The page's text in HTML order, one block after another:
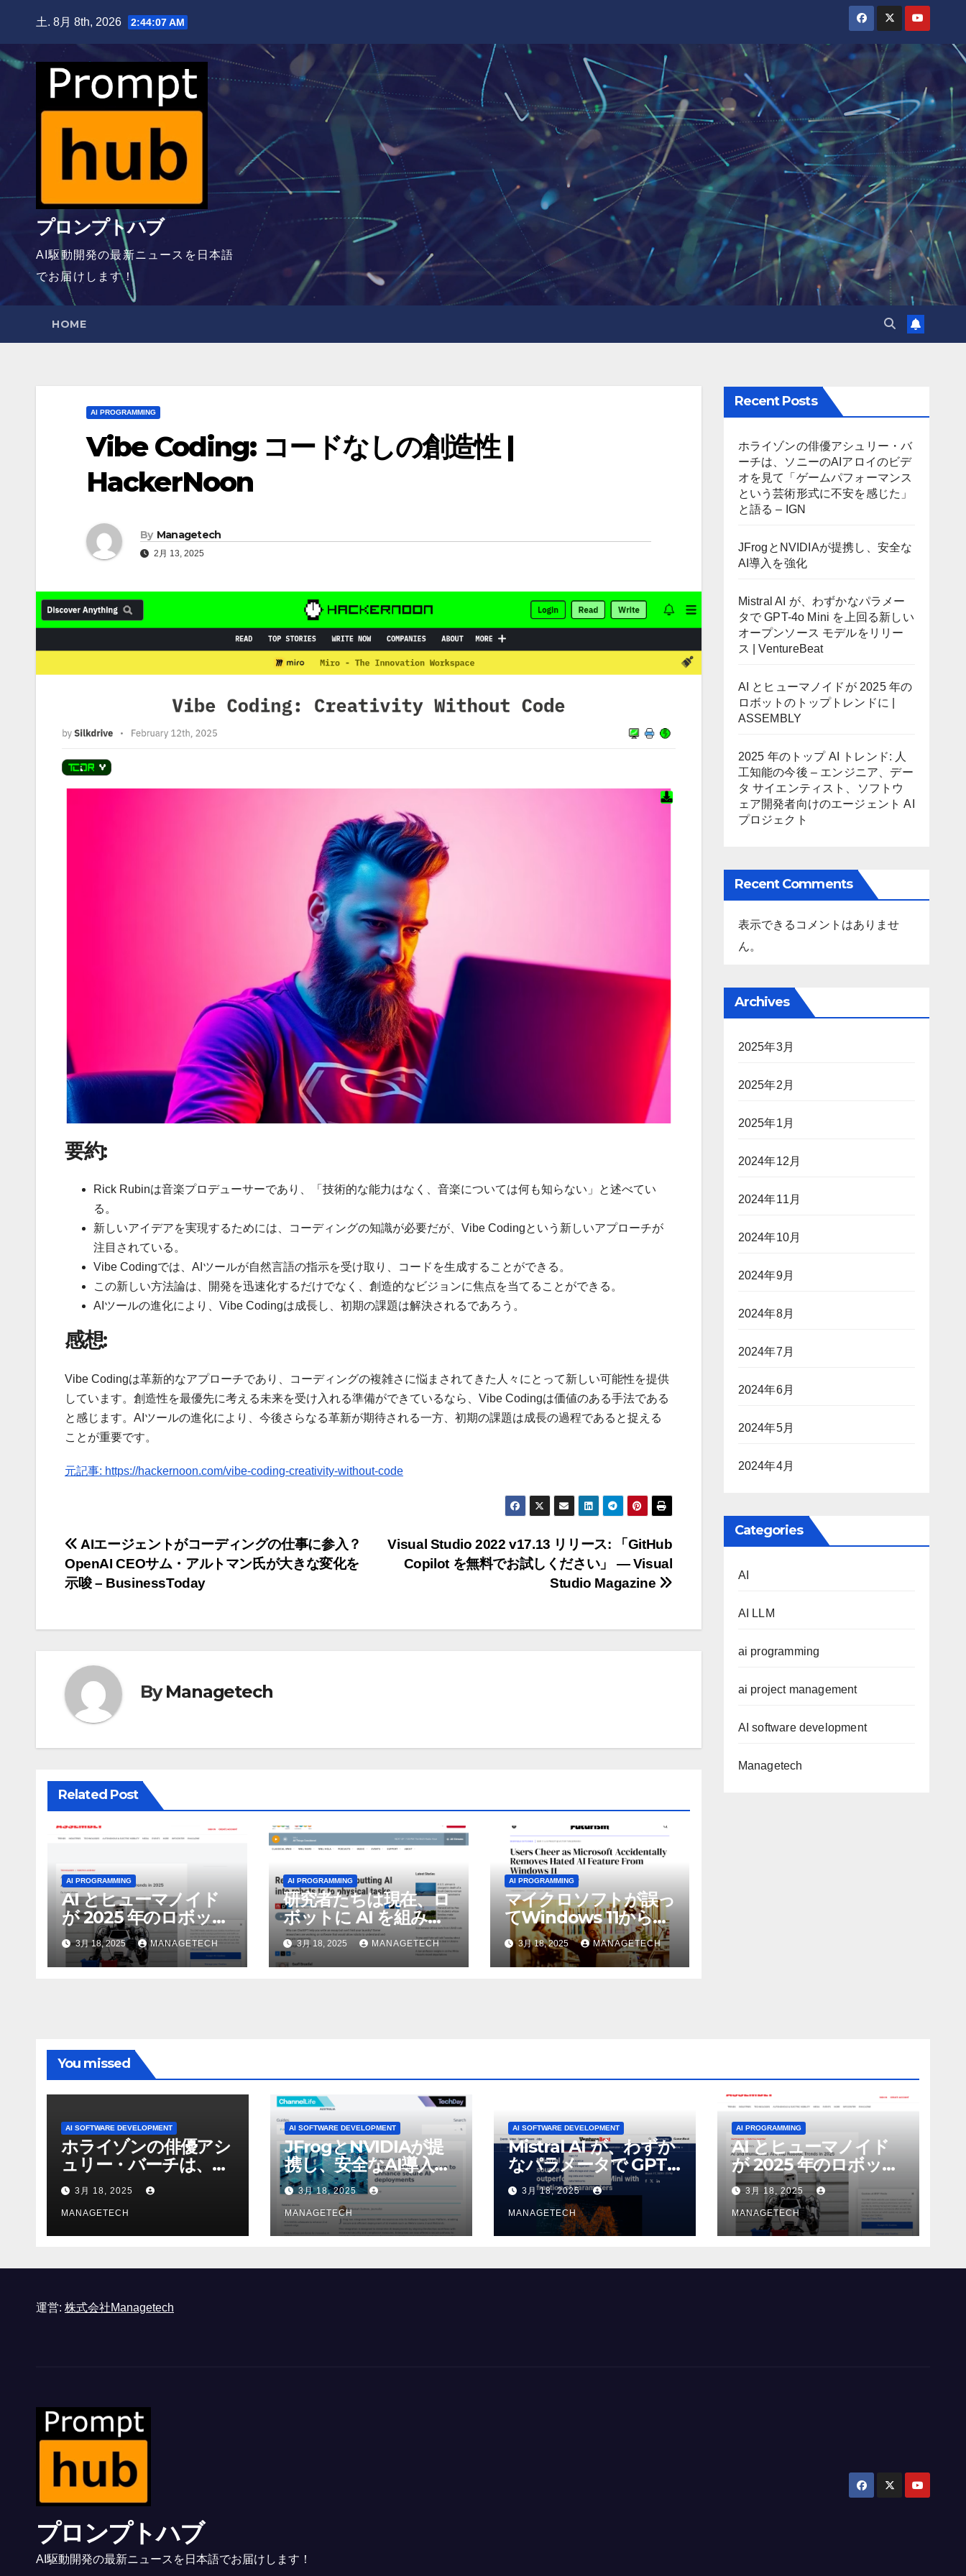
content
土. 8月 8th, 2026 2:44:08 AM
プロンプトハブ
AI駆動開発の最新ニュースを日本語
でお届けします！
HOME
AI PROGRAMMING
Vibe Coding: コードなしの創造性 |
HackerNoon
By Managetech
2月 13, 2025
要約:
Rick Rubinは音楽プロデューサーであり、「技術的な能力はなく、音楽については何も知らない」と述べてい
る。
新しいアイデアを実現するためには、コーディングの知識が必要だが、Vibe Codingという新しいアプローチが
注目されている。
Vibe Codingでは、AIツールが自然言語の指示を受け取り、コードを生成することができる。
この新しい方法論は、開発を迅速化するだけでなく、創造的なビジョンに焦点を当てることができる。
AIツールの進化により、Vibe Codingは成長し、初期の課題は解決されるであろう。
感想:
Vibe Codingは革新的なアプローチであり、コーディングの複雑さに悩まされてきた人々にとって新しい可能性を提供
しています。創造性を最優先に考える未来を受け入れる準備ができているなら、Vibe Codingは価値のある手法である
と感じます。AIツールの進化により、今後さらなる革新が期待される一方、初期の課題は成長の過程であると捉える
ことが重要です。
元記事: https://hackernoon.com/vibe-coding-creativity-without-code
投
稿
ビ
ゲ
ー
シ
ョ
ン
Visual Studio 2022 v17.13 リリース: 「GitHub
Copilot を無料でお試しください」 — Visual
Studio Magazine
AIエージェントがコーディングの仕事に参入？
OpenAI CEOサム・アルトマン氏が大きな変化を
示唆 – BusinessToday
ByManagetech
Related Post
AI PROGRAMMING
AI とヒューマノイド
が 2025 年のロボット
のトップトレンドに |
ASSEMBLY
3月 18, 2025 MANAGETECH
AI PROGRAMMING
研究者たちは現在、ロ
ボットに AI を組み込
んで物理的な作業を実
行させている | ノーザ
ン パブリック ラジオ:
3月 18, 2025 MANAGETECH
AI PROGRAMMING
マイクロソフトが誤っ
てWindows 11から嫌
われているAI機能を削
除したことにユーザー
が歓喜
3月 18, 2025 MANAGETECH
Recent Posts
ホライゾンの俳優アシュリー・バ
ーチは、ソニーのAIアロイのビデ
オを見て「ゲームパフォーマンス
という芸術形式に不安を感じた」
と語る – IGN
JFrogとNVIDIAが提携し、安全な
AI導入を強化
Mistral AI が、わずかなパラメー
タで GPT-4o Mini を上回る新しい
オープンソース モデルをリリー
ス | VentureBeat
AI とヒューマノイドが 2025 年の
ロボットのトップトレンドに |
ASSEMBLY
2025 年のトップ AI トレンド: 人
工知能の今後 – エンジニア、デー
タ サイエンティスト、ソフトウ
ェア開発者向けのエージェント AI
プロジェクト
Recent Comments
表示できるコメントはありませ
ん。
Archives
2025年3月
2025年2月
2025年1月
2024年12月
2024年11月
2024年10月
2024年9月
2024年8月
2024年7月
2024年6月
2024年5月
2024年4月
Categories
AI
AI LLM
ai programming
ai project management
AI software development
Managetech
You missed
AI SOFTWARE DEVELOPMENT
ホライゾンの俳優アシ
ュリー・バーチは、ソ
ニーのAIアロイのビデ
オを見て「ゲームパフ
ォーマンスという芸術
形式に不安を感じた」
3月 18, 2025
MANAGETECH
AI SOFTWARE DEVELOPMENT
JFrogとNVIDIAが提
携し、安全なAI導入を
強化
3月 18, 2025
MANAGETECH
AI SOFTWARE DEVELOPMENT
Mistral AI が、わずか
なパラメータで GPT-
4o Mini を上回る新し
いオープンソース モ
デルをリリース |
VentureBeat
3月 18, 2025
MANAGETECH
AI PROGRAMMING
AI とヒューマノイド
が 2025 年のロボット
のトップトレンドに |
ASSEMBLY
3月 18, 2025
MANAGETECH
運営: 株式会社Managetech
プロンプトハブ
AI駆動開発の最新ニュースを日本語でお届けします！